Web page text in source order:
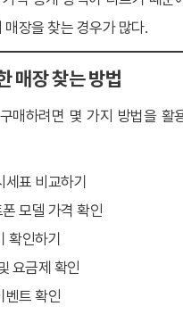
매장을 찾는 경우가 많다.
매장 찾는 방법
매하려면 몇 가지 방법을 활
세표 비교하기
모델 가격 확인
확인하기
요금제 확인
벤트 확인